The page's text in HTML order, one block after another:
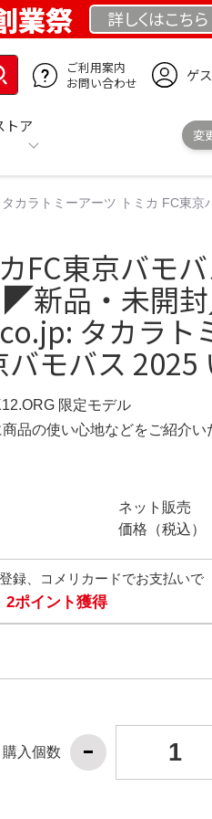
業祭 詳しくはこちら
ご利用案内
お問い合わせ
ゲ
トア
変
ラトミーアーツ トミカ FC東京
FC東京バモ
◤新品・未開
タカラト
バモバス 2025
限定モデル
品の使い心地などをご紹介い
ネット販売
価格（税込）
録、コメリカードでお支払いで
2ポイント獲得
購入個数